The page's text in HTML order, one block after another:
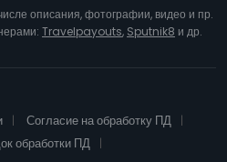
описания, фотографии, видео и пр.
Travelpayouts, Sputnik8 и др.
Согласие на обработку ПД
обработки ПД